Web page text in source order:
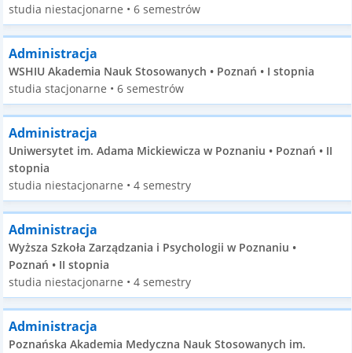
studia niestacjonarne • 6 semestrów
Administracja
WSHIU Akademia Nauk Stosowanych • Poznań • I stopnia
studia stacjonarne • 6 semestrów
Administracja
Uniwersytet im. Adama Mickiewicza w Poznaniu • Poznań • II
stopnia
studia niestacjonarne • 4 semestry
Administracja
Wyższa Szkoła Zarządzania i Psychologii w Poznaniu •
Poznań • II stopnia
studia niestacjonarne • 4 semestry
Administracja
Poznańska Akademia Medyczna Nauk Stosowanych im.